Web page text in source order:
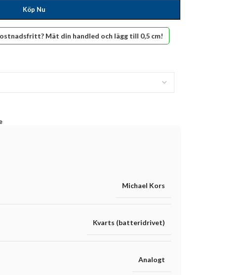
Köp Nu
Mät din handled och lägg till 0,5 cm!
Michael Kors
Kvarts (batteridrivet)
Analogt